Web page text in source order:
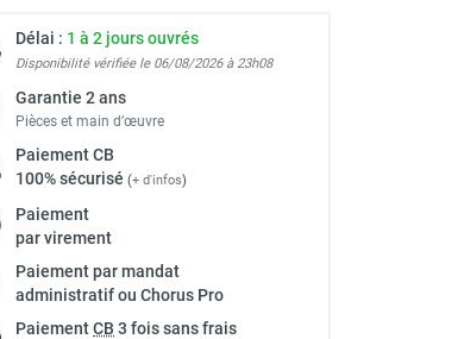
Délai : 1 à 2 jours ouvrés
Disponibilité vérifiée le 06/08/2026 à 23h08
Garantie 2 ans
Pièces et main d’œuvre
PaiementCB
100% sécurisé (+ d'infos)
Paiement
par virement
Paiement par mandat
administratif ou Chorus Pro
PaiementCB 3 fois sans frais